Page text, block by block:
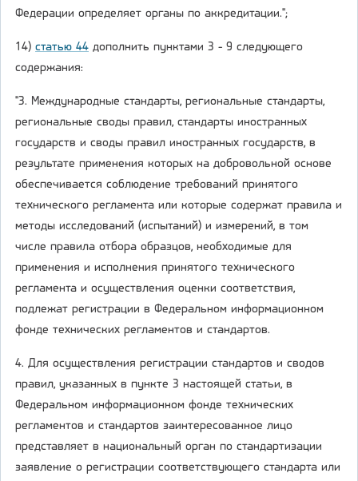
Федерации определяет органы по аккредитации.";
14) статью 44 дополнить пунктами 3 - 9 следующего
содержания:
"3. Международные стандарты, региональные стандарты,
региональные своды правил, стандарты иностранных
государств и своды правил иностранных государств, в
результате применения которых на добровольной основе
обеспечивается соблюдение требований принятого
технического регламента или которые содержат правила и
методы исследований (испытаний) и измерений, в том
числе правила отбора образцов, необходимые для
применения и исполнения принятого технического
регламента и осуществления оценки соответствия,
подлежат регистрации в Федеральном информационном
фонде технических регламентов и стандартов.
4. Для осуществления регистрации стандартов и сводов
правил, указанных в пункте 3 настоящей статьи, в
Федеральном информационном фонде технических
регламентов и стандартов заинтересованное лицо
представляет в национальный орган по стандартизации
заявление о регистрации соответствующего стандарта или